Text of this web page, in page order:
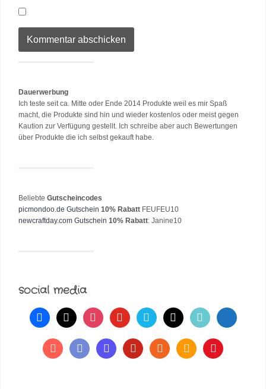
Dauerwerbung
Ich teste seit ca. Mitte oder Ende 2014 Produkte weil es mir Spaß
macht, die Produkte sind hin und wieder kostenlos oder meist gegen
Kaution zur Verfügung gestellt. Ich schreibe aber auch Bewertungen
über Produkte die ich selbst gekauft habe.
Beliebte Gutscheincodes
picmondoo.de Gutschein 10% Rabatt FEUFEU10
newcraftday.com Gutschein 10% Rabatt: Janine10
social media